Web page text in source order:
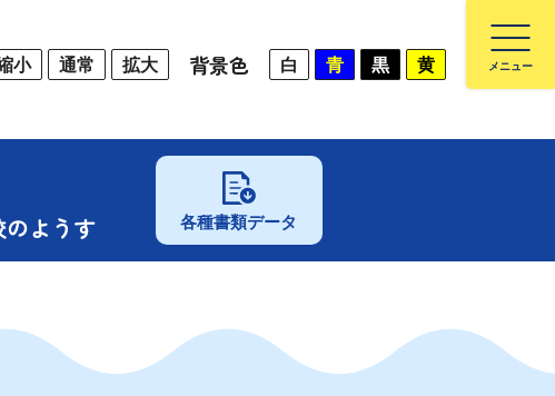
小 通常 拡大 背景色 白 青 黒 黄
のようす 各種書類データ